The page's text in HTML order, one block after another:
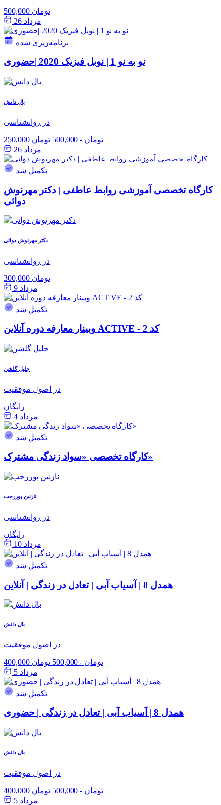
500,000 تومان
مرداد 26
برنامه‌ریزی شده
نو به نو 1 | نوبل فیزیک 2020 |حضوری
بال دانش
در روانشناسی
250,000 تومان - 500,000 تومان
مرداد 26
تکمیل شد
کارگاه تخصصی آموزشی روابط عاطفی | دکتر مهرنوش
دوائی
دکتر مهرنوش دوائی
در روانشناسی
300,000 تومان
مرداد 9
تکمیل شد
وبینار معارفه دوره آنلاین ACTIVE - کد 2
جلیل گلشن
در اصول موفقیت
رایگان
مرداد 4
تکمیل شد
کارگاه تخصصی «سواد زندگی مشترک»
نازنین پوررجب
در روانشناسی
رایگان
مرداد 10
تکمیل شد
همدل 8 | آسیاب آبی | تعادل در زندگی | آنلاین
بال دانش
در اصول موفقیت
400,000 تومان - 500,000 تومان
مرداد 5
تکمیل شد
همدل 8 | آسیاب آبی | تعادل در زندگی | حضوری
بال دانش
در اصول موفقیت
400,000 تومان - 500,000 تومان
مرداد 5